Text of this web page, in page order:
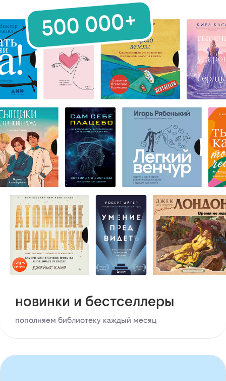
новинки и бестселлеры
пополняем библиотеку каждый месяц